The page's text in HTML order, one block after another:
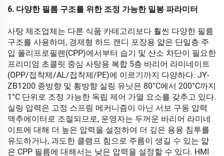
6. 다양한 필름 구조를 위한 조정 가능한 밀봉 파라미터
사탕 제조업체는 다른 식품 카테고리보다 훨씬 다양한 필름
구조를 사용하며, 경제형 하드 캔디 포장용 얇은 단일층 주
입 폴리프로필렌(CPP)에서부터 습기 및 산소 차단이 필요한
프리미엄 초콜릿 중심 사탕용 복합 5층 바리어 라미네이트
(OPP/접착제/AL/접착제/PE)에 이르기까지 다양하다. JY-
ZB1200 종방향 및 횡방향 실링 유닛은 80°C에서 200°C까지
1°C 단위로 조정 가능한 독립 제어 가열 요소를 갖추고 있다.
실링 압력은 고정 스프링 메커니즘이 아닌 서보 구동 압력
액추에이터로 조절되므로, 운영자는 두꺼운 바리어 라미네
이트에 대해 더 높은 압력을 설정하여 더 깊은 용융 침투를
유도하거나, 과도한 클램프 힘으로 주름이 생길 수 있는 얇
은 CPP 필름에 대해서는 낮은 압력을 설정할 수 있다. HMI